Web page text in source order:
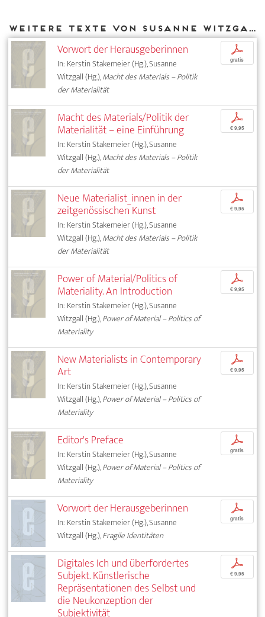
Weitere Texte von Susanne Witzgall bei DIAPHANES
Vorwort der Herausgeberinnen
In: Kerstin Stakemeier (Hg.), Susanne
Witzgall (Hg.),Macht des Materials – Politik
der Materialität
p
gratis
Macht des Materials/Politik der
Materialität – eine Einführung
In: Kerstin Stakemeier (Hg.), Susanne
Witzgall (Hg.),Macht des Materials – Politik
der Materialität
p
€ 9,95
Neue Materialist_innen in der
zeitgenössischen Kunst
In: Kerstin Stakemeier (Hg.), Susanne
Witzgall (Hg.),Macht des Materials – Politik
der Materialität
p
€ 9,95
Power of Material/Politics of
Materiality. An Introduction
In: Kerstin Stakemeier (Hg.), Susanne
Witzgall (Hg.),Power of Material – Politics of
Materiality
p
€ 9,95
New Materialists in Contemporary
Art
In: Kerstin Stakemeier (Hg.), Susanne
Witzgall (Hg.),Power of Material – Politics of
Materiality
p
€ 9,95
Editor's Preface
In: Kerstin Stakemeier (Hg.), Susanne
Witzgall (Hg.),Power of Material – Politics of
Materiality
p
gratis
Vorwort der Herausgeberinnen
In: Kerstin Stakemeier (Hg.), Susanne
Witzgall (Hg.),Fragile Identitäten
p
gratis
Digitales Ich und überfordertes
Subjekt. Künstlerische
Repräsentationen des Selbst und
die Neukonzeption der
Subjektivität
p
€ 9,95